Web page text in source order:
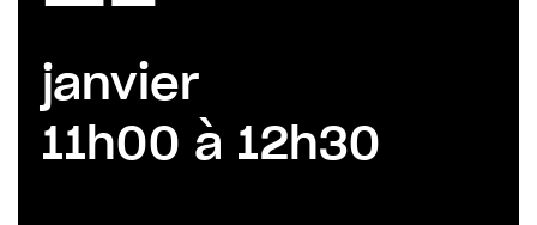
janvier
11h00 à 12h30